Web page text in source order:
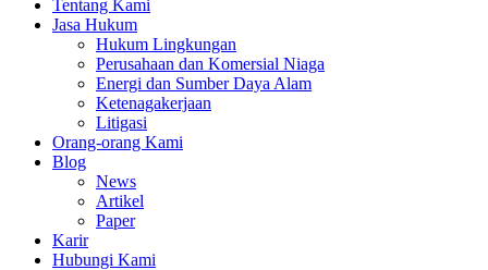
Tentang Kami
Jasa Hukum
Hukum Lingkungan
Perusahaan dan Komersial Niaga
Energi dan Sumber Daya Alam
Ketenagakerjaan
Litigasi
Orang-orang Kami
Blog
News
Artikel
Paper
Karir
Hubungi Kami